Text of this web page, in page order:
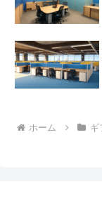
ホーム ギ